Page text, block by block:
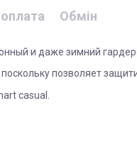
Обмін
и даже зимний
позволяет
casual.